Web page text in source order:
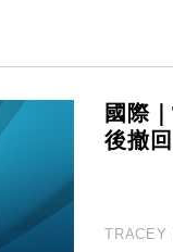
美元回購 派息比率
中招股 估值料降至
萬元 斥21億翻新
球場活動前 男子攜
51 企業擴張放慢兼
美元 支援
屬關稅範圍 14類產
級會員制度 增鉑金
國際
後撤回
TRACEY